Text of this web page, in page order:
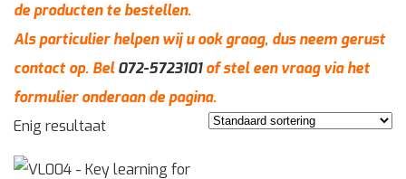
de producten te bestellen.
Als particulier helpen wij u ook graag, dus neem gerust
contact op. Bel072-5723101of stel een vraag via het
formulier onderaan de pagina.
Enig resultaat